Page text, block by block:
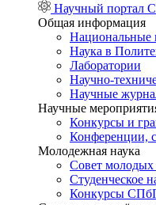
Научный портал
Общая информация
Национальные
Наука в
Лаборатории
Научно-
Научные
Научные
Конкурсы и
Конференции,
Молодежная наука
Совет
Студенческое
Конкурсы